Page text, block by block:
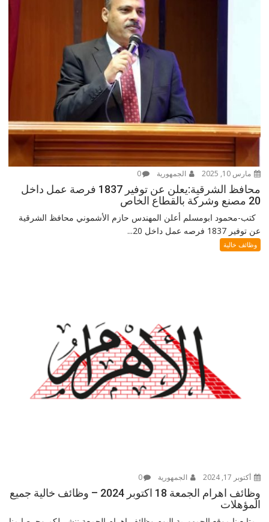
مارس 10, 2025 الجمهورية 0
محافظ الشرقية:يعلن عن توفير 1837 فرصة عمل داخل
20 مصنع وشركة بالقطاع الخاص
كتب-محمود ابومسلم أعلن المهندس حازم الأشموني محافظ الشرقية
عن توفير 1837 فرصه عمل داخل 20...
وظائف خالية
أكتوبر 17, 2024 الجمهورية 0
وظائف اهرام الجمعة 18 اكتوبر 2024 – وظائف خالية جميع
المؤهلات